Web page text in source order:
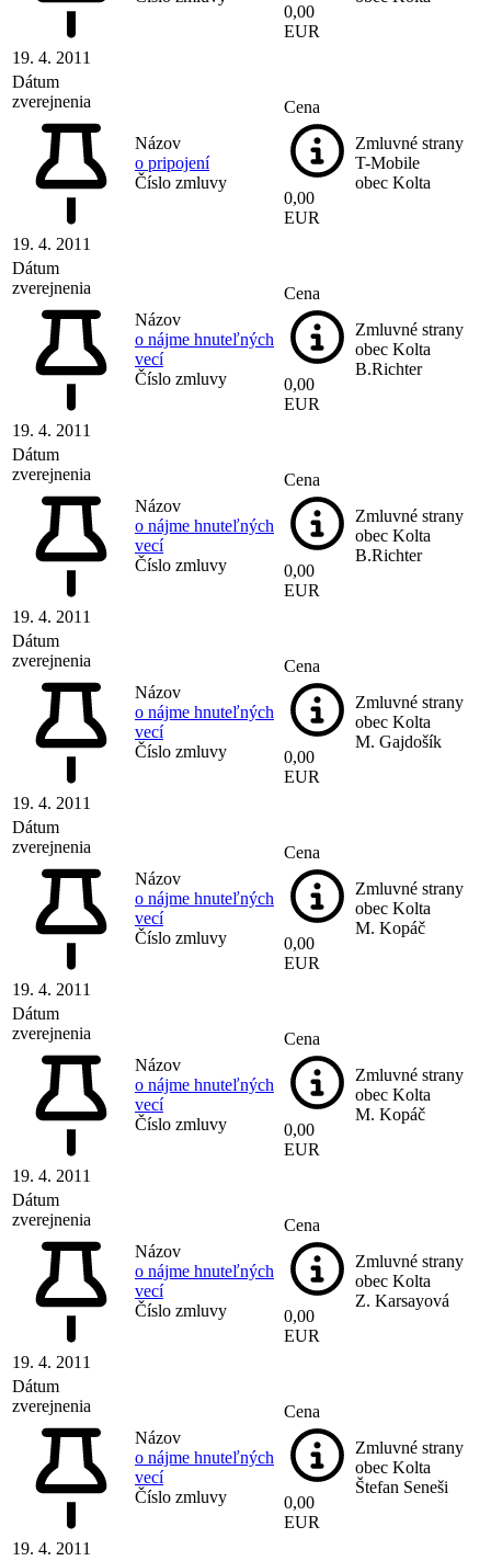
19. 4. 2011
0,00
EUR
Dátum
zverejnenia
19. 4. 2011
Názov
o pripojení
Číslo zmluvy
Cena
0,00
EUR
Zmluvné strany
T-Mobile
obec Kolta
Dátum
zverejnenia
19. 4. 2011
Názov
o nájme hnuteľných
vecí
Číslo zmluvy
Cena
0,00
EUR
Zmluvné strany
obec Kolta
B.Richter
Dátum
zverejnenia
19. 4. 2011
Názov
o nájme hnuteľných
vecí
Číslo zmluvy
Cena
0,00
EUR
Zmluvné strany
obec Kolta
B.Richter
Dátum
zverejnenia
19. 4. 2011
Názov
o nájme hnuteľných
vecí
Číslo zmluvy
Cena
0,00
EUR
Zmluvné strany
obec Kolta
M. Gajdošík
Dátum
zverejnenia
19. 4. 2011
Názov
o nájme hnuteľných
vecí
Číslo zmluvy
Cena
0,00
EUR
Zmluvné strany
obec Kolta
M. Kopáč
Dátum
zverejnenia
19. 4. 2011
Názov
o nájme hnuteľných
vecí
Číslo zmluvy
Cena
0,00
EUR
Zmluvné strany
obec Kolta
M. Kopáč
Dátum
zverejnenia
19. 4. 2011
Názov
o nájme hnuteľných
vecí
Číslo zmluvy
Cena
0,00
EUR
Zmluvné strany
obec Kolta
Z. Karsayová
Dátum
zverejnenia
19. 4. 2011
Názov
o nájme hnuteľných
vecí
Číslo zmluvy
Cena
0,00
EUR
Zmluvné strany
obec Kolta
Štefan Seneši